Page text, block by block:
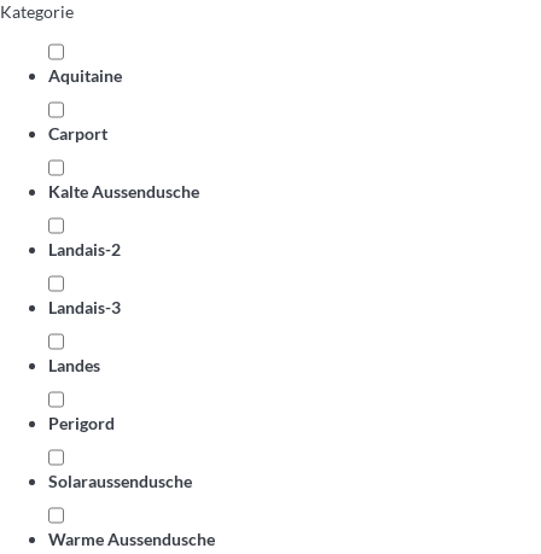
Kategorie
Aquitaine
Carport
Kalte Aussendusche
Landais-2
Landais-3
Landes
Perigord
Solaraussendusche
Warme Aussendusche